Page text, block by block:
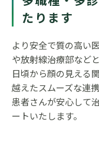
たります
より安全で質の高い
や放射線治療部など
日頃から顔の見える
越えたスムーズな連
患者さんが安心して
ートいたします。